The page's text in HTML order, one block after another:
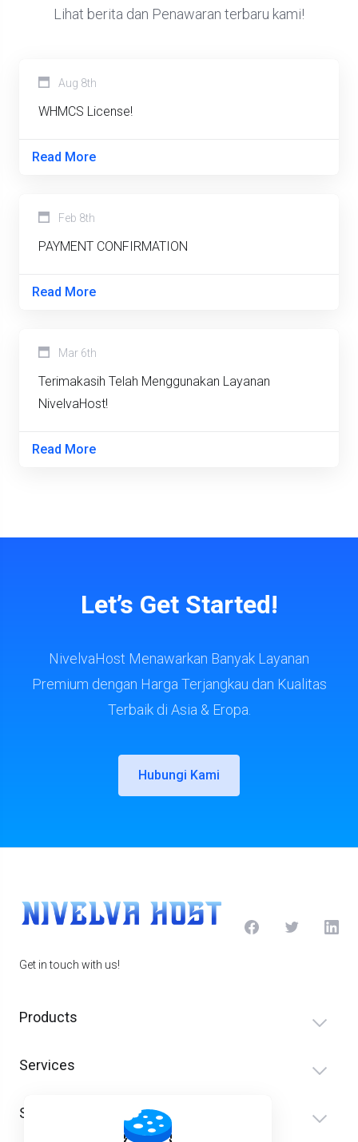
Lihat berita dan Penawaran terbaru kami!
Aug 8th
WHMCS License!
Read More
Feb 8th
PAYMENT CONFIRMATION
Read More
Mar 6th
Terimakasih Telah Menggunakan Layanan
NivelvaHost!
Read More
Let’s Get Started!
NivelvaHost Menawarkan Banyak Layanan
Premium dengan Harga Terjangkau dan Kualitas
Terbaik di Asia & Eropa.
Hubungi Kami
Get in touch with us!
Products
Services
Support